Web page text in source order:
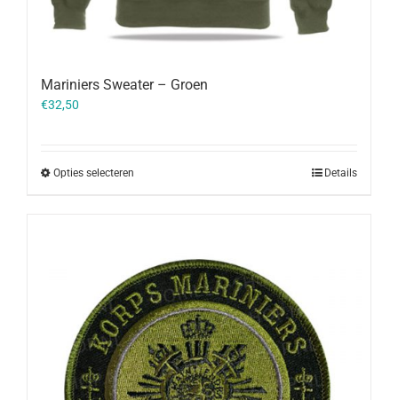
Mariniers Sweater – Groen
€32,50
Opties selecteren Details